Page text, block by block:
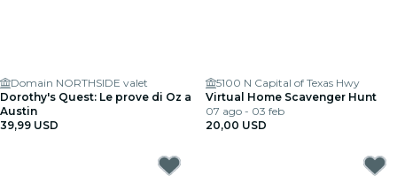
Domain NORTHSIDE valet
Dorothy's Quest: Le prove di Oz a
Austin
39,99 USD
5100 N Capital of Texas Hwy
Virtual Home Scavenger Hunt
07 ago - 03 feb
20,00 USD